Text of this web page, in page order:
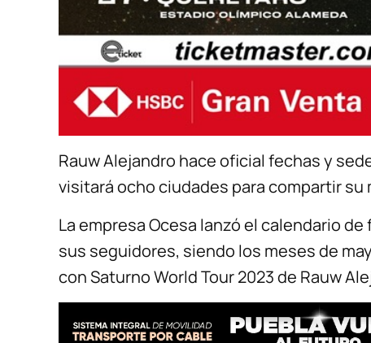
Rauw Alejandro hace oficial fechas y
visitará ocho ciudades para compartir su
La empresa Ocesa lanzó el calendario
sus seguidores, siendo los meses de
con Saturno World Tour 2023 de Rauw